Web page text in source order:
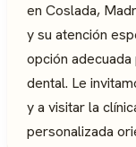
en Coslada,
y su atención
opción
dental. Le
y a visitar la
personalizada